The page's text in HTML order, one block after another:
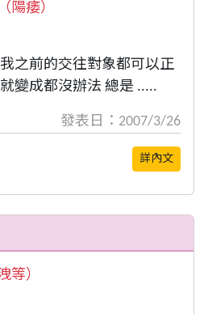
陽痿）
之前的交往對象都可以正
變成都沒辦法 總是 .....
發表日：2007/3/26
詳內文
等）